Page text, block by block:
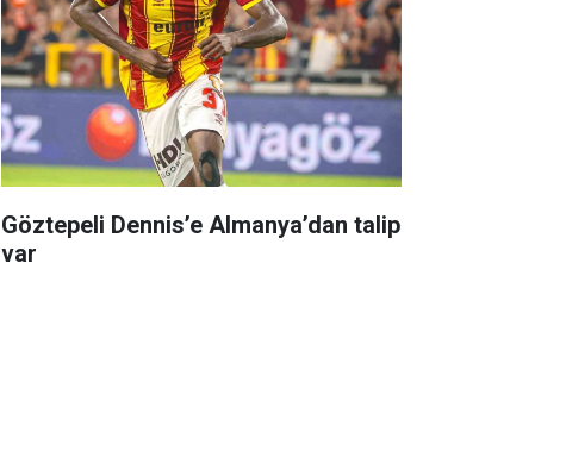
Göztepeli Dennis’e Almanya’dan talip
var